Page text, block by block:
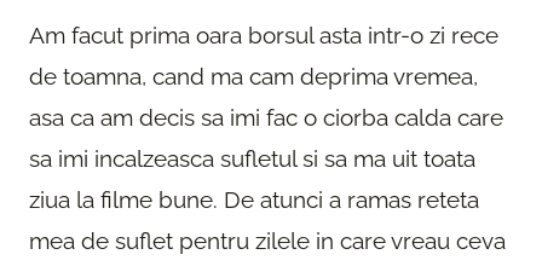
Am facut prima oara borsul asta intr-o zi rece
de toamna, cand ma cam deprima vremea,
asa ca am decis sa imi fac o ciorba calda care
sa imi incalzeasca sufletul si sa ma uit toata
ziua la filme bune. De atunci a ramas reteta
mea de suflet pentru zilele in care vreau ceva